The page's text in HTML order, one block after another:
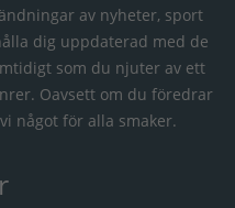
av nyheter, sport
dig uppdaterad med de
som du njuter av ett
Oavsett om du föredrar
något för alla smaker.